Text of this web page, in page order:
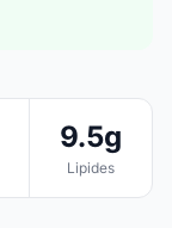
9.5g
Lipides